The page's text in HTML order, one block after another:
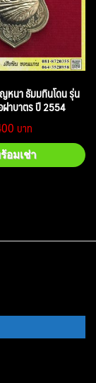
หนา ธัมมทินโดน รุ่น
ฝาบาตร ปี 2554
อมเช่า